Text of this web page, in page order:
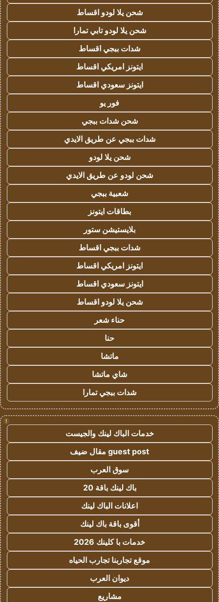
شحن يلا لودو اقساط
شحن يلا لودو تابي تمارا
شدات ببجي اقساط
ايتونز امريكي اقساط
ايتونز سعودي اقساط
فور يو
شحن شدات ببجي
شدات ببجي عن طريق الايدي
شحن يلا لودو
شحن لودو عن طريق الايدي
شعبية ببجي
بطاقات ايتونز
بلايستيشن ستور
شدات ببجي اقساط
ايتونز امريكي اقساط
ايتونز سعودي اقساط
شحن يلا لودو اقساط
حناء شعر
حنا
ماتشا
شاي ماتشا
شدات ببجي تمارا
!
خدمات الباك لينك والجيست
guest post مقال ضيف
سوق العرب
باك لينك باقة 20
اعلانات الباك لينك
أقوى باقة باك لينك
خدمات با كلينك 2026
موقع تجاربنا تجارب الحياه
ديوان العرب
مشاريع